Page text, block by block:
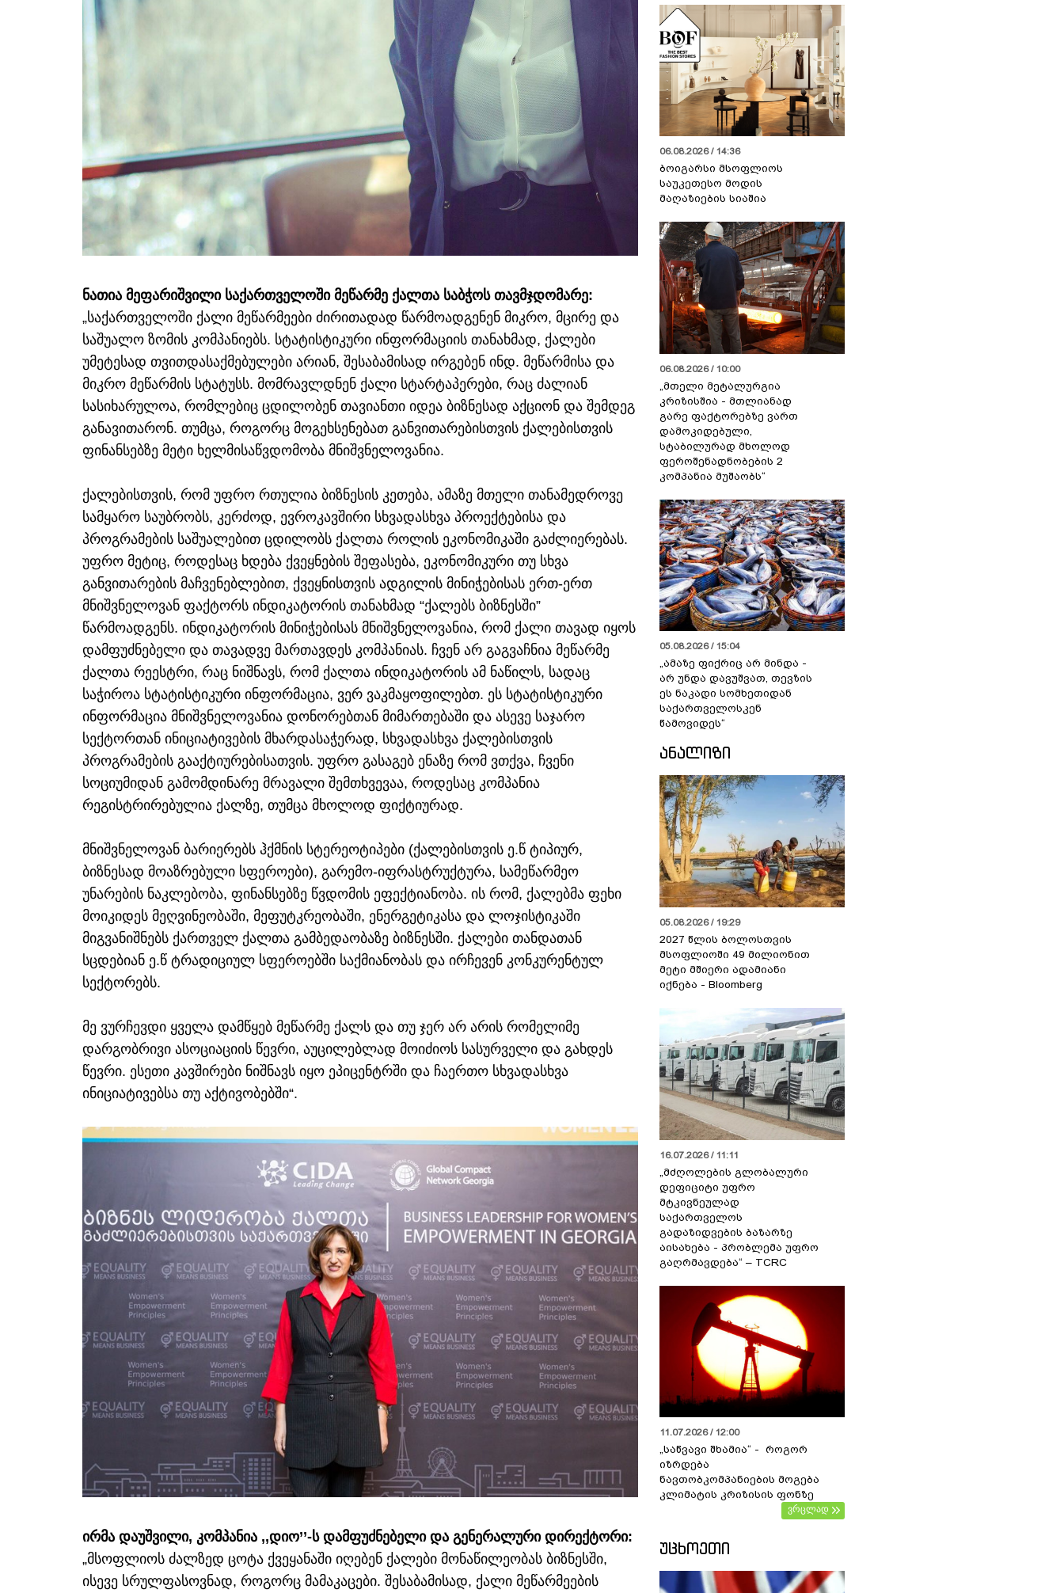
ნათია მეფარიშვილი საქართველოში მეწარმე ქალთა საბჭოს თავმჯდომარე:
„საქართველოში ქალი მეწარმეები ძირითადად წარმოადგენენ მიკრო, მცირე და
საშუალო ზომის კომპანიებს. სტატისტიკური ინფორმაციის თანახმად, ქალები
უმეტესად თვითდასაქმებულები არიან, შესაბამისად ირგებენ ინდ. მეწარმისა და
მიკრო მეწარმის სტატუსს. მომრავლდნენ ქალი სტარტაპერები, რაც ძალიან
სასიხარულოა, რომლებიც ცდილობენ თავიანთი იდეა ბიზნესად აქციონ და შემდეგ
განავითარონ. თუმცა, როგორც მოგეხსენებათ განვითარებისთვის ქალებისთვის
ფინანსებზე მეტი ხელმისაწვდომობა მნიშვნელოვანია.
ქალებისთვის, რომ უფრო რთულია ბიზნესის კეთება, ამაზე მთელი თანამედროვე
სამყარო საუბრობს, კერძოდ, ევროკავშირი სხვადასხვა პროექტებისა და
პროგრამების საშუალებით ცდილობს ქალთა როლის ეკონომიკაში გაძლიერებას.
უფრო მეტიც, როდესაც ხდება ქვეყნების შეფასება, ეკონომიკური თუ სხვა
განვითარების მაჩვენებლებით, ქვეყნისთვის ადგილის მინიჭებისას ერთ-ერთ
მნიშვნელოვან ფაქტორს ინდიკატორის თანახმად “ქალებს ბიზნესში”
წარმოადგენს. ინდიკატორის მინიჭებისას მნიშვნელოვანია, რომ ქალი თავად იყოს
დამფუძნებელი და თავადვე მართავდეს კომპანიას. ჩვენ არ გაგვაჩნია მეწარმე
ქალთა რეესტრი, რაც ნიშნავს, რომ ქალთა ინდიკატორის ამ ნაწილს, სადაც
საჭიროა სტატისტიკური ინფორმაცია, ვერ ვაკმაყოფილებთ. ეს სტატისტიკური
ინფორმაცია მნიშვნელოვანია დონორებთან მიმართებაში და ასევე საჯარო
სექტორთან ინიციატივების მხარდასაჭერად, სხვადასხვა ქალებისთვის
პროგრამების გააქტიურებისათვის. უფრო გასაგებ ენაზე რომ ვთქვა, ჩვენი
სოციუმიდან გამომდინარე მრავალი შემთხვევაა, როდესაც კომპანია
რეგისტრირებულია ქალზე, თუმცა მხოლოდ ფიქტიურად.
მნიშვნელოვან ბარიერებს ჰქმნის სტერეოტიპები (ქალებისთვის ე.წ ტიპიურ,
ბიზნესად მოაზრებული სფეროები), გარემო-იფრასტრუქტურა, სამეწარმეო
უნარების ნაკლებობა, ფინანსებზე წვდომის ეფექტიანობა. ის რომ, ქალებმა ფეხი
მოიკიდეს მეღვინეობაში, მეფუტკრეობაში, ენერგეტიკასა და ლოჯისტიკაში
მიგვანიშნებს ქართველ ქალთა გამბედაობაზე ბიზნესში. ქალები თანდათან
სცდებიან ე.წ ტრადიციულ სფეროებში საქმიანობას და ირჩევენ კონკურენტულ
სექტორებს.
მე ვურჩევდი ყველა დამწყებ მეწარმე ქალს და თუ ჯერ არ არის რომელიმე
დარგობრივი ასოციაციის წევრი, აუცილებლად მოიძიოს სასურველი და გახდეს
წევრი. ესეთი კავშირები ნიშნავს იყო ეპიცენტრში და ჩაერთო სხვადასხვა
ინიციატივებსა თუ აქტივობებში“.
ირმა დაუშვილი, კომპანია ,,დიო’’-ს დამფუძნებელი და გენერალური დირექტორი:
„მსოფლიოს ძალზედ ცოტა ქვეყანაში იღებენ ქალები მონაწილეობას ბიზნესში,
ისევე სრულფასოვნად, როგორც მამაკაცები. შესაბამისად, ქალი მეწარმეების
06.08.2026 / 14:36
ბოიგარსი მსოფლიოს
საუკეთესო მოდის
მაღაზიების სიაშია
06.08.2026 / 10:00
„მთელი მეტალურგია
კრიზისშია - მთლიანად
გარე ფაქტორებზე ვართ
დამოკიდებული,
სტაბილურად მხოლოდ
ფეროშენადნობების 2
კომპანია მუშაობს“
05.08.2026 / 15:04
„ამაზე ფიქრიც არ მინდა -
არ უნდა დავუშვათ, თევზის
ეს ნაკადი სომხეთიდან
საქართველოსკენ
წამოვიდეს“
ᲐᲜᲐᲚᲘᲖᲘ
05.08.2026 / 19:29
2027 წლის ბოლოსთვის
მსოფლიოში 49 მილიონით
მეტი მშიერი ადამიანი
იქნება - Bloomberg
16.07.2026 / 11:11
„მძღოლების გლობალური
დეფიციტი უფრო
მტკივნეულად
საქართველოს
გადაზიდვების ბაზარზე
აისახება - პრობლემა უფრო
გაღრმავდება“ – TCRC
11.07.2026 / 12:00
„საწვავი შხამია“ - როგორ
იზრდება
ნავთობკომპანიების მოგება
კლიმატის კრიზისის ფონზე
ვრცლად
ᲣᲪᲮᲝᲔᲗᲘ